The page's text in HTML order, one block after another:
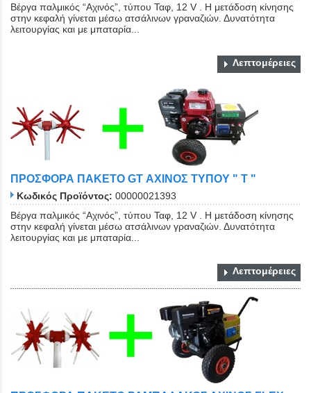
Βέργα παλμικός “Αχινός”, τύπου Ταφ, 12 V . Η μετάδοση κίνησης
στην κεφαλή γίνεται μέσω ατσάλινων γραναζιών. Δυνατότητα
λειτουργίας και με μπαταρία...
Λεπτομέρειες
ΠΡΟΣΦΟΡΑ ΠΑΚΕΤΟ GT ΑΧΙΝΟΣ ΤΥΠΟΥ " Τ "
Κωδικός Προϊόντος: 00000021393
Βέργα παλμικός “Αχινός”, τύπου Ταφ, 12 V . Η μετάδοση κίνησης
στην κεφαλή γίνεται μέσω ατσάλινων γραναζιών. Δυνατότητα
λειτουργίας και με μπαταρία...
Λεπτομέρειες